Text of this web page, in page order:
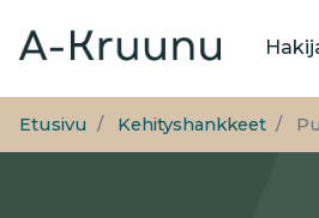
Etusivu Kehityshankkeet